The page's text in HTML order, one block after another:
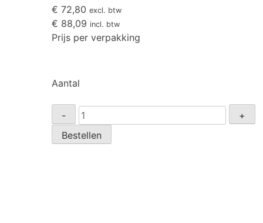
€ 72,80 excl. btw
€ 88,09 incl. btw
Prijs per verpakking
Aantal
-
Zadel
42mm
(1
+
Bestellen